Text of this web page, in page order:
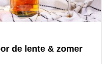
de lente & zomer